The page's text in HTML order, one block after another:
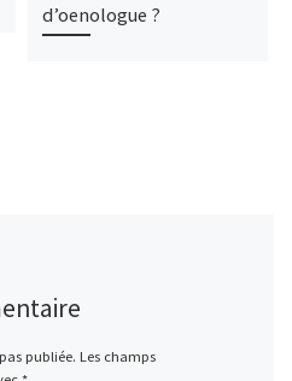
d’oenologue ?
publiée. Les champs